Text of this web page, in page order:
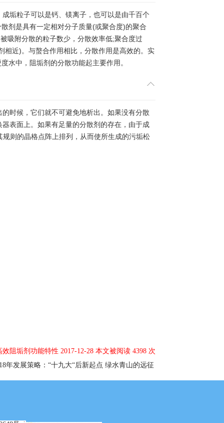
垢粒子可以是钙、镁离子，也可以是由千百个
剂是具有一定相对分子质量(或聚合度)的聚合
吸附分散的粒子数少，分散效率低;聚合度过
相近)。与螯合作用相比，分散作用是高效的。实
水中，阻垢剂的分散功能起主要作用。
时候，它们就不可避免地析出。如果没有分散
表面上。如果有足量的分散剂的存在，由于成
则的晶格点阵上排列，从而使所生成的污垢松
效阻垢剂功能特性 2017-12-28 本文被阅读 4398 次
年发展策略：“十九大“后新起点 绿水青山的远征